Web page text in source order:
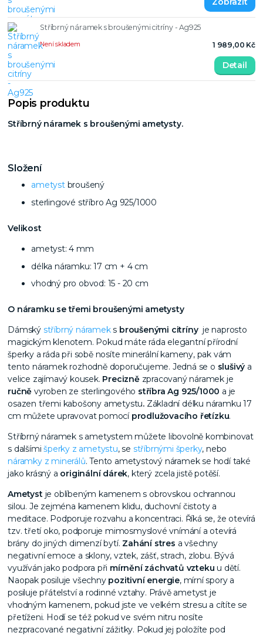
Stříbrný náramek s broušenými citríny - Ag925
1 989,00 Kč
Není skladem
Detail
Popis produktu
Stříbrný náramek s broušenými ametysty.
Složení
ametystbroušený
sterlingové stříbro Ag 925/1000
Velikost
ametyst: 4 mm
délka náramku: 17 cm + 4 cm
vhodný pro obvod: 15 - 20 cm
O náramku se třemi broušenými ametysty
Dámský stříbrný nárameks broušenými citrínyje naprosto
magickým klenotem. Pokud máte ráda elegantní přírodní
šperky a ráda při sobě nosíte minerální kameny, pak vám
tento náramek rozhodně doporučujeme. Jedná se o slušivý a
velice zajímavý kousek. Preciznězpracovaný náramek je
ručně vyroben ze sterlingového stříbra Ag 925/1000 a je
osazen třemi kabošony ametystu.Základní délku náramku 17
cm můžete upravovat pomocí prodlužovacího řetízku.
Stříbrný náramek s ametystem můžete libovolně kombinovat
s dalšímišperky z ametystu, se stříbrnými šperky, nebo
náramky z minerálů. Tento ametystový náramek se hodí také
jako krásný a originální dárek, který zcela jistě potěší.
Ametystje oblíbeným kamenem s obrovskou ochrannou
silou. Je zejména kamenem klidu, duchovní čistoty a
meditace. Podporuje rozvahu a koncentraci. Říká se, že otevírá
tzv. třetí oko, podporuje mimosmyslové vnímání a otevírá
brány do jiných dimenzí bytí. Zahání stres a všechny
negativní emoce a sklony, vztek, zášť, strach, zlobu. Bývá
využíván jako podpora při mírnění záchvatů vzteku u dětí.
Naopak posiluje všechny pozitivní energie, mírní spory a
posiluje přátelství a rodinné vztahy. Právě ametyst je
vhodným kamenem, pokud jste ve velkém stresu a cítíte se
přetíženi. Hodí se též pokud ve svém nitru nosíte
nezpracované negativní zážitky. Pokud jej položíte pod